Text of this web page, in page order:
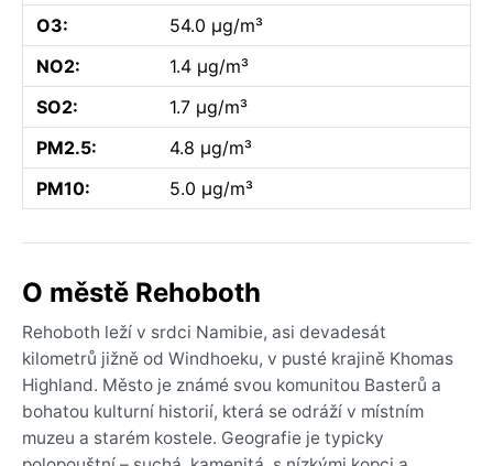
O3:
54.0 µg/m³
NO2:
1.4 µg/m³
SO2:
1.7 µg/m³
PM2.5:
4.8 µg/m³
PM10:
5.0 µg/m³
O městě Rehoboth
Rehoboth leží v srdci Namibie, asi devadesát
kilometrů jižně od Windhoeku, v pusté krajině Khomas
Highland. Město je známé svou komunitou Basterů a
bohatou kulturní historií, která se odráží v místním
muzeu a starém kostele. Geografie je typicky